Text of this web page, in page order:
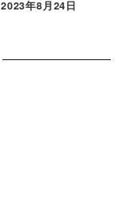
2023年8月24日